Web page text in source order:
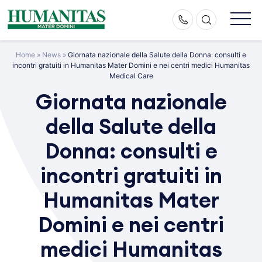
Skip
to
Home»News»Giornata nazionale della Salute della Donna: consulti e
incontri gratuiti in Humanitas Mater Domini e nei centri medici
Humanitas Medical Care
Giornata nazionale
della Salute della
Donna: consulti e
incontri gratuiti in
Humanitas Mater
Domini e nei centri
medici Humanitas
Il tuo nome